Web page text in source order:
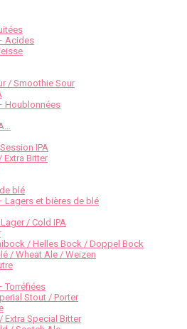
Acides
/ Smoothie Sour
Houblonnées
IPA
Extra Bitter
blé
Lagers et bières de blé
/ Cold IPA
/ Helles Bock / Doppel Bock
/ Wheat Ale / Weizen
Torréfiées
Stout / Porter
Extra Special Bitter